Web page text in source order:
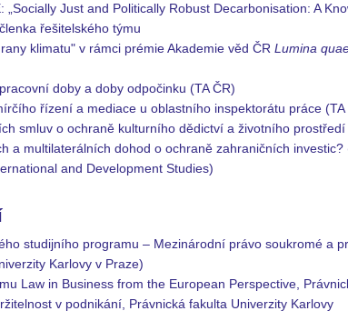
„Socially Just and Politically Robust Decarbonisation: A
řešitelského týmu
klimatu" v rámci prémie Akademie věd ČR Lumina
doby a doby odpočinku (TA ČR)
řízení a mediace u oblastního inspektorátu práce (TA
smluv o ochraně kulturního dědictví a životního
a multilaterálních dohod o ochraně zahraničních
and Development Studies)
studijního programu – Mezinárodní právo soukromé a
Karlovy v Praze)
Law in Business from the European Perspective,
v podnikání, Právnická fakulta Univerzity Karlovy